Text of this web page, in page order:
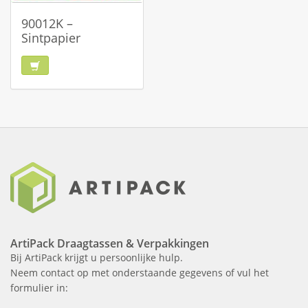
90012K –
Sintpapier
ArtiPack Draagtassen & Verpakkingen
Bij ArtiPack krijgt u persoonlijke hulp.
Neem contact op met onderstaande gegevens of vul het
formulier in: